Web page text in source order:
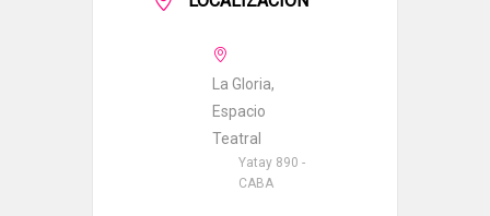
La Gloria,
Espacio
Teatral
Yatay 890 -
CABA